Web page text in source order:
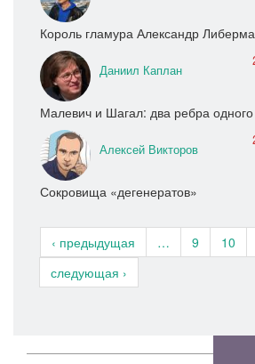
Король гламура Александр
Даниил Каплан
Малевич и Шагал: два ребра
Алексей Викторов
Сокровища «дегенератов»
‹ предыдущая … 9 10
следующая ›